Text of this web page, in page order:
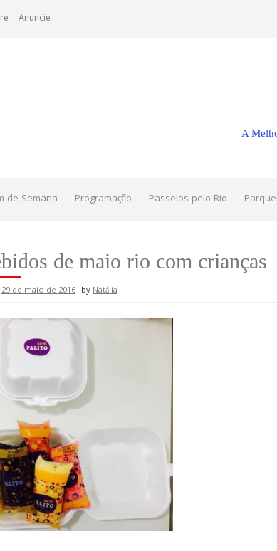
Anuncie
A
de Semana Programação Passeios pelo Rio
de maio rio com crianças
29 de maio de 2016 byNatália